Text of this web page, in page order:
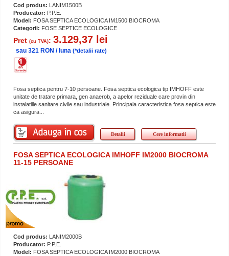
Cod produs: LANIM1500B
Producator: P.P.E.
Model: FOSA SEPTICA ECOLOGICA IM1500 BIOCROMA
Categorii: FOSE SEPTICE ECOLOGICE
Pret (cu TVA): 3.129,37 lei
sau 321 RON / luna (*detalii rate)
Fosa septica pentru 7-10 persoane. Fosa septica ecologica tip IMHOFF este
unitate de tratare primara, gen anaerob, a apelor reziduale care provin din
instalatiile sanitare civile sau industriale. Principala caracteristica fosa septica este
ca asigura...
Detalii Cere informatii
FOSA SEPTICA ECOLOGICA IMHOFF IM2000 BIOCROMA
11-15 PERSOANE
Cod produs: LANIM2000B
Producator: P.P.E.
Model: FOSA SEPTICA ECOLOGICA IM2000 BIOCROMA